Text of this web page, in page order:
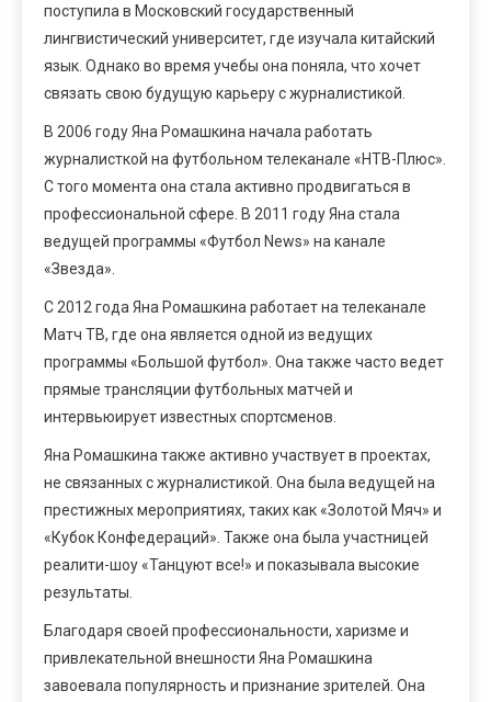
поступила в Московский государственный
лингвистический университет, где изучала китайский
язык. Однако во время учебы она поняла, что хочет
связать свою будущую карьеру с журналистикой.
В 2006 году Яна Ромашкина начала работать
журналисткой на футбольном телеканале «НТВ-Плюс».
С того момента она стала активно продвигаться в
профессиональной сфере. В 2011 году Яна стала
ведущей программы «Футбол News» на канале
«Звезда».
С 2012 года Яна Ромашкина работает на телеканале
Матч ТВ, где она является одной из ведущих
программы «Большой футбол». Она также часто ведет
прямые трансляции футбольных матчей и
интервьюирует известных спортсменов.
Яна Ромашкина также активно участвует в проектах,
не связанных с журналистикой. Она была ведущей на
престижных мероприятиях, таких как «Золотой Мяч» и
«Кубок Конфедераций». Также она была участницей
реалити-шоу «Танцуют все!» и показывала высокие
результаты.
Благодаря своей профессиональности, харизме и
привлекательной внешности Яна Ромашкина
завоевала популярность и признание зрителей. Она